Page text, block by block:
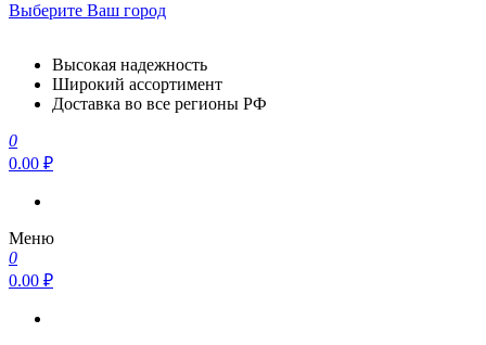
Выберите Ваш город
Высокая надежность
Широкий ассортимент
Доставка во все регионы РФ
0
0.00 ₽
Меню
0
0.00 ₽